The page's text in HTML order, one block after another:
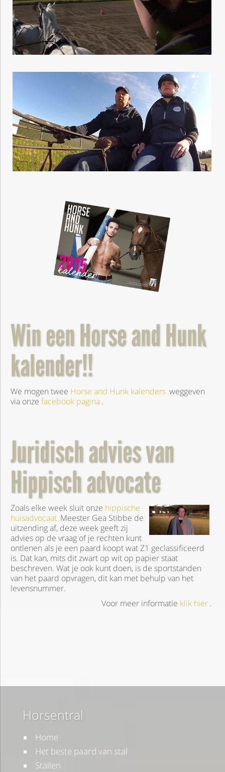
Win een Horse and Hunk
kalender!!
We mogen twee Horse and Hunk kalenders weggeven
via onze facebook pagina.
Juridisch advies van
Hippisch advocate
Zoals elke week sluit onze hippische
huisadvocaat Meester Gea Stibbe de
uitzending af, deze week geeft zij
advies op de vraag of je rechten kunt
ontlenen als je een paard koopt wat Z1 geclassificeerd
is. Dat kan, mits dit zwart op wit op papier staat
beschreven. Wat je ook kunt doen, is de sportstanden
van het paard opvragen, dit kan met behulp van het
levensnummer.
Voor meer informatie klik hier.
Horsentral
Home
Het beste paard van stal
Stallen